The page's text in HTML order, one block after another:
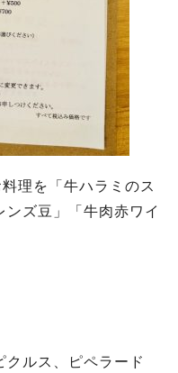
理を「牛ハラミのス
ズ豆」「牛肉赤ワイ
クルス、ピペラード